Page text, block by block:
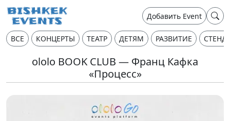
Добавить Event
ВСЕ КОНЦЕРТЫ ТЕАТР ДЕТЯМ РАЗВИТИЕ
ololo BOOK CLUB — Франц Кафка
«Процесс»